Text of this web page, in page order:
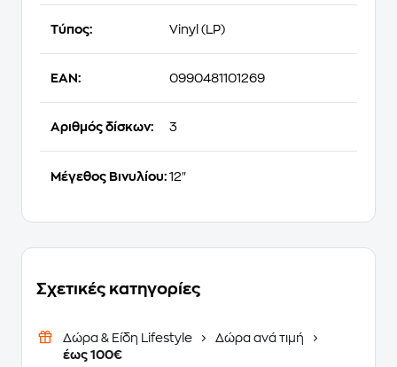
Τύπος: Vinyl (LP)
EAN: 0990481101269
Αριθμός δίσκων: 3
Μέγεθος Βινυλίου: 12"
Σχετικές κατηγορίες
Δώρα & Είδη Lifestyle
Δώρα ανά τιμή
έως 100€